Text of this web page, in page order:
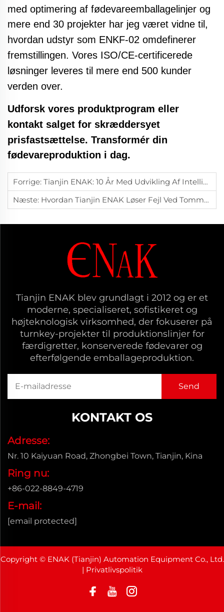
med optimering af fødevareemballagelinjer og
mere end 30 projekter har jeg været vidne til,
hvordan udstyr som ENKF-02 omdefinerer
fremstillingen. Vores ISO/CE-certificerede
løsninger leveres til mere end 500 kunder
verden over.
Udforsk vores produktprogram eller
kontakt salget for skræddersyet
prisfastsættelse. Transformér din
fødevareproduktion i dag.
Forrige: Tianjin ENAK: 10 År Med Udvikling Af Intelligente Kassepakker Til Globale Fødelinjer
Næste: Hvordan Tianjin ENAK Løser Fejl Ved Tomme Pallestakke?
Tianjin ENAK blev grundlagt i 2012 og er et
moderne, specialiseret, sofistikeret og
højteknologisk virksomhed, der fokuserer på
turnkey-projekter til produktionslinjer for
færdigretter, konserverede fødevarer og
efterfølgende emballageproduktion.
KONTAKT OS
Adresse:
Nr. 10 Kaiyuan Road, Zhongbei Town, Tianjin, Kina
Ring nu:
+86-022-8849-4719
E-mail:
[email protected]
Copyright © ENAK (Tianjin) Automation Equipment Co., Ltd.
| Privatlivspolitik